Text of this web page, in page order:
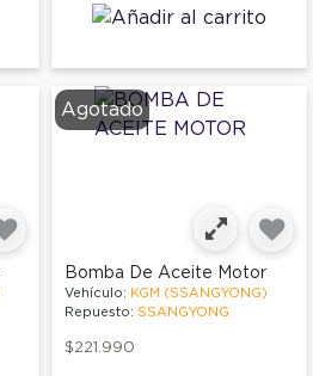
Agotado
Bomba De Aceite Motor
Vehículo: KGM (SSANGYONG)
Repuesto: SSANGYONG
$221.990